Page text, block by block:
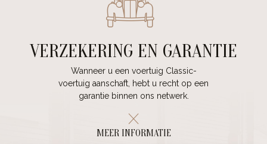
VERZEKERING EN GARANTIE
Wanneer u een voertuig Classic-
voertuig aanschaft, hebt u recht op een
garantie binnen ons netwerk.
MEER INFORMATIE